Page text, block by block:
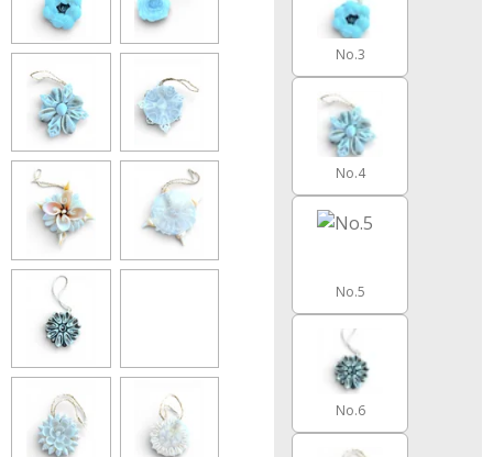
No.3
No.4
No.5
No.6